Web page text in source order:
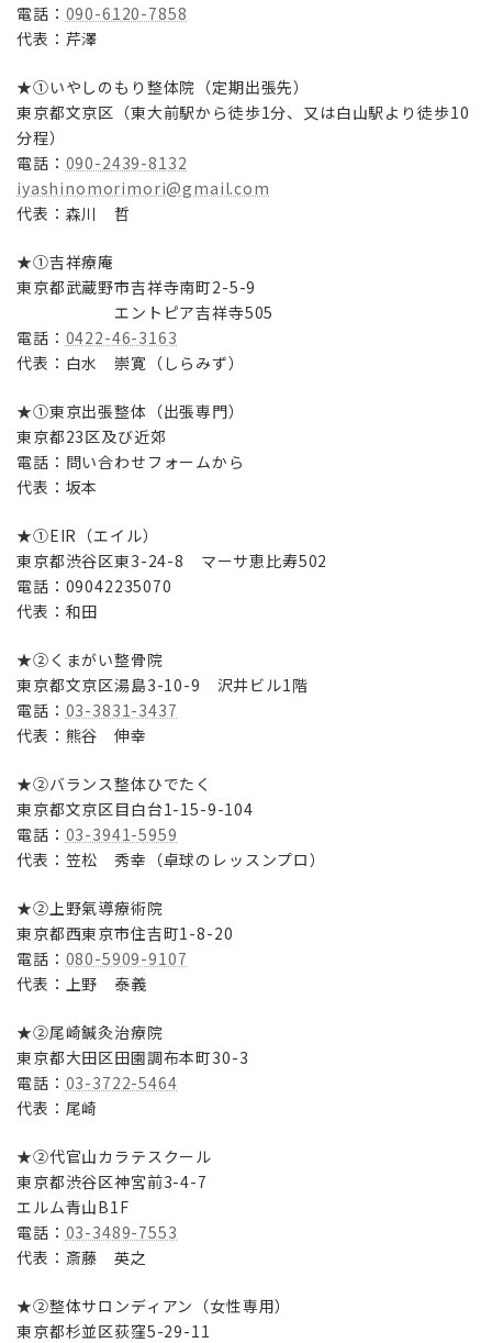
電話： 090-6120-7858
代表：芹澤
★①いやしのもり整体院（定期出張先）
東京都文京区（東大前駅から徒歩1分、又は白山駅より徒歩10
分程）
電話： 090-2439-8132
iyashinomorimori@gmail.com
代表：森川 哲
★①吉祥療庵
東京都武蔵野市吉祥寺南町2-5-9
エントピア吉祥寺505
電話： 0422-46-3163
代表：白水 崇寛（しらみず）
★①東京出張整体（出張専門）
東京都23区及び近郊
電話：問い合わせフォームから
代表：坂本
★①EIR（エイル）
東京都渋谷区東3-24-8 マーサ恵比寿502
電話：09042235070
代表：和田
★②くまがい整骨院
東京都文京区湯島3-10-9 沢井ビル1階
電話： 03-3831-3437
代表：熊谷 伸幸
★②バランス整体ひでたく
東京都文京区目白台1-15-9-104
電話： 03-3941-5959
代表：笠松 秀幸（卓球のレッスンプロ）
★②上野氣導療術院
東京都西東京市住吉町1-8-20
電話： 080-5909-9107
代表：上野 泰義
★②尾崎鍼灸治療院
東京都大田区田園調布本町30-3
電話： 03-3722-5464
代表：尾崎
★②代官山カラテスクール
東京都渋谷区神宮前3-4-7
エルム青山B1F
電話： 03-3489-7553
代表：斎藤 英之
★②整体サロンディアン（女性専用）
東京都杉並区荻窪5-29-11